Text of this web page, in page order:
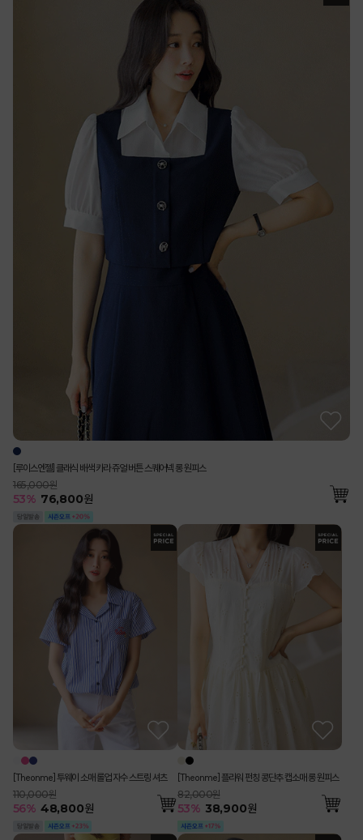
[루이스엔젤] 클래식 배색 카라 쥬얼 버튼 스퀘어넥 롱 원피스
165,000원
53% 76,800원
[Theonme] 투웨이 소매 롤업 자수 스트링 셔츠
110,000원
56% 48,800원
[Theonme] 플라워 펀칭 콩단추 캡소매 롱 원피스
82,000원
53% 38,900원